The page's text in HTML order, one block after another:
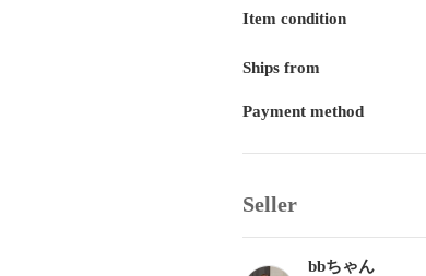
Item condition
Ships from
Payment method
Seller
bbちゃん